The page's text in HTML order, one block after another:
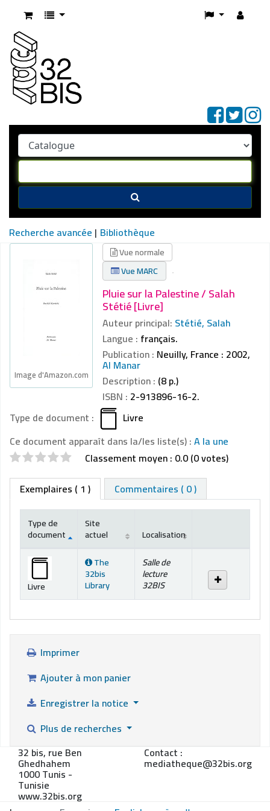
Recherche avancée Bibliothèque
Image d'Amazon.com
Vue normale
Vue MARC
Pluie sur la Palestine / Salah
Stétié [Livre]
Auteur principal: Stétié, Salah
Langue : français.
Publication : Neuilly, France : 2002,
Al Manar
Description : (8 p.)
ISBN : 2-913896-16-2.
Type de document :
Livre
Ce document apparaît dans la/les liste(s) :A la une
Evaluations
Classement moyen : 0.0 (0 votes)
Exemplaires ( 1 ) Commentaires ( 0 )
Exemplaires
Type de
document
Site
actuel Localisation
Livre
The
32bis
Library
Salle de
lecture
32BIS
Imprimer
Ajouter à mon panier
Enregistrer la notice
Plus de recherches
32 bis, rue Ben
Ghedhahem
1000 Tunis -
Tunisie
www.32bis.org
Contact :
mediatheque@32bis.org